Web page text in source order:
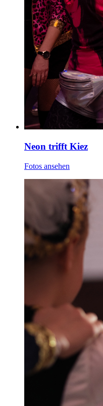
Neon trifft Kiez
Fotos ansehen